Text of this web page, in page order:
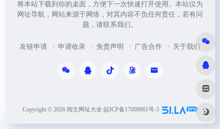
将本站下载到你的桌面，方便下一次快速打开使用。本站仅为
网址导航，网站来源于网络，对其内容不负任何责任，若有问
题，请联系我们。
友链申请 申请收录 免责声明 广告合作 关于我们
Copyright © 2026 阅文网址大全 皖ICP备17009881号-3